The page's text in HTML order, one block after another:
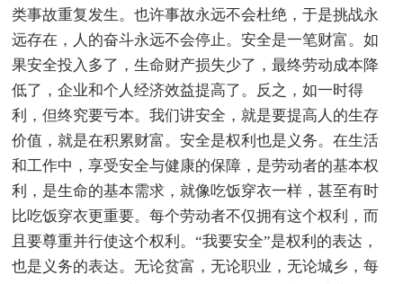
类事故重复发生。也许事故永远不会杜绝，于是挑战永
远存在，人的奋斗永远不会停止。安全是一笔财富。如
果安全投入多了，生命财产损失少了，最终劳动成本降
低了，企业和个人经济效益提高了。反之，如一时得
利，但终究要亏本。我们讲安全，就是要提高人的生存
价值，就是在积累财富。安全是权利也是义务。在生活
和工作中，享受安全与健康的保障，是劳动者的基本权
利，是生命的基本需求，就像吃饭穿衣一样，甚至有时
比吃饭穿衣更重要。每个劳动者不仅拥有这个权利，而
且要尊重并行使这个权利。“我要安全”是权利的表达，
也是义务的表达。无论贫富，无论职业，无论城乡，每